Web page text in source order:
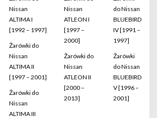
Nissan
ALTIMA I
[1992 – 1997]
Żarówki do
Nissan
ALTIMA II
[1997 – 2001]
Żarówki do
Nissan
ALTIMA III
Nissan
ATLEON I
[1997 –
2000]
Żarówki do
Nissan
ATLEON II
[2000 –
2013]
do Nissan
BLUEBIRD
IV [1991 –
1997]
Żarówki
do Nissan
BLUEBIRD
V [1996 –
2001]